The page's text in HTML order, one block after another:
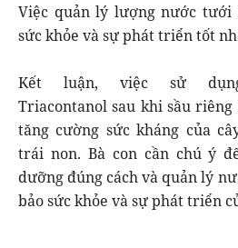
Việc quản lý lượng nước tưới
sức khỏe và sự phát triển tốt
Kết luận, việc sử
Triacontanol sau khi sầu
tăng cường sức kháng của
trái non. Bà con cần chú ý
dưỡng đúng cách và quản lý
bảo sức khỏe và sự phát triển